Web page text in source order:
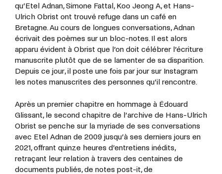
qu’Etel Adnan, Simone Fattal, Koo Jeong A, et Hans-
Ulrich Obrist ont trouvé refuge dans un café en
Bretagne. Au cours de longues conversations, Adnan
écrivait des poèmes sur un bloc-notes. Il est alors
apparu évident à Obrist que l’on doit célébrer l’écriture
manuscrite plutôt que de se lamenter de sa disparition.
Depuis ce jour, il poste une fois par jour sur Instagram
les notes manuscrites des personnes qu’il rencontre.
Après un premier chapitre en hommage à Édouard
Glissant, le second chapitre de l’archive de Hans-Ulrich
Obrist se penche sur la myriade de ses conversations
avec Etel Adnan de 2009 jusqu’à ses derniers jours en
2021, offrant quinze heures d’entretiens inédits,
retraçant leur relation à travers des centaines de
documents publiés, de notes post-it, de